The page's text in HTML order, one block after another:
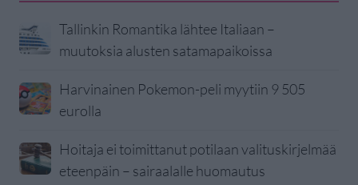
Tallinkin Romantika lähtee Italiaan –
muutoksia alusten satamapaikoissa
Harvinainen Pokemon-peli myytiin 9 505
eurolla
Hoitaja ei toimittanut potilaan valituskirjelmää
eteenpäin – sairaalalle huomautus